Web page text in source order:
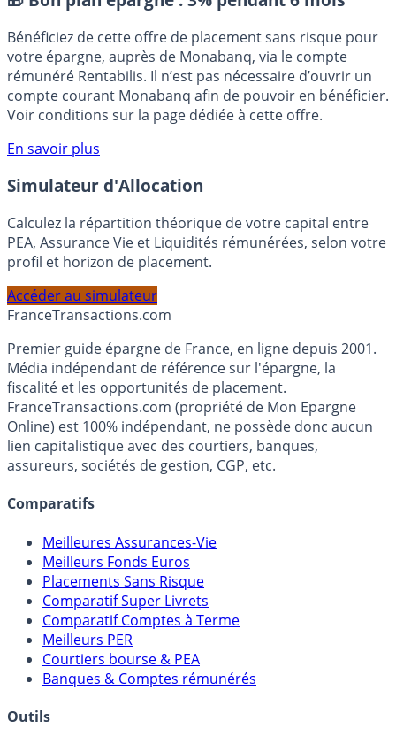
🎁 Bon plan épargne : 3% pendant 6 mois
Bénéficiez de cette offre de placement sans risque pour
votre épargne, auprès de Monabanq, via le compte
rémunéré Rentabilis. Il n’est pas nécessaire d’ouvrir un
compte courant Monabanq afin de pouvoir en bénéficier.
Voir conditions sur la page dédiée à cette offre.
En savoir plus
Simulateur d'Allocation
Calculez la répartition théorique de votre capital entre
PEA, Assurance Vie et Liquidités rémunérées, selon votre
profil et horizon de placement.
Accéder au simulateur
FranceTransactions.com
Premier guide épargne de France, en ligne depuis 2001.
Média indépendant de référence sur l'épargne, la
fiscalité et les opportunités de placement.
FranceTransactions.com (propriété de Mon Epargne
Online) est 100% indépendant, ne possède donc aucun
lien capitalistique avec des courtiers, banques,
Meilleures Assurances-Vie
Meilleurs Fonds Euros
Placements Sans Risque
Comparatif Super Livrets
Comparatif Comptes à Terme
Meilleurs PER
Courtiers bourse & PEA